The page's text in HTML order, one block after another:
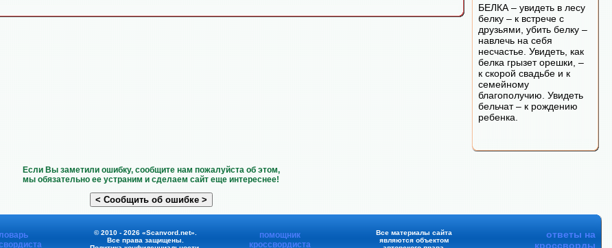
БЕЛКА – увидеть в лесу
белку – к встрече с
друзьями, убить белку –
навлечь на себя
несчастье. Увидеть, как
белка грызет орешки, –
к скорой свадьбе и к
семейному
благополучию. Увидеть
бельчат – к рождению
ребенка.
Если Вы заметили ошибку, сообщите нам пожалуйста об этом,
мы обязательно ее устраним и сделаем сайт еще интереснее!
© 2010 - 2026 «Scanvord.net».
Все права защищены.
помощник
кроссвордиста
Все материалы сайта
являются объектом
ответы на
кроссворды